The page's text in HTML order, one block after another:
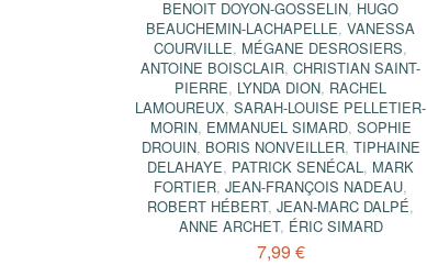
BENOIT DOYON-GOSSELIN, HUGO
BEAUCHEMIN-LACHAPELLE,VANESSA
COURVILLE, MÉGANE DESROSIERS,
ANTOINE BOISCLAIR,CHRISTIAN SAINT-
PIERRE, LYNDA DION, RACHEL
LAMOUREUX,SARAH-LOUISE PELLETIER-
MORIN, EMMANUEL SIMARD, SOPHIE
DROUIN, BORIS NONVEILLER, TIPHAINE
DELAHAYE, PATRICK SENÉCAL , MARK
FORTIER,JEAN-FRANÇOIS NADEAU,
ROBERT HÉBERT,JEAN-MARC DALPÉ,
ANNE ARCHET, ÉRIC SIMARD
7,99 €